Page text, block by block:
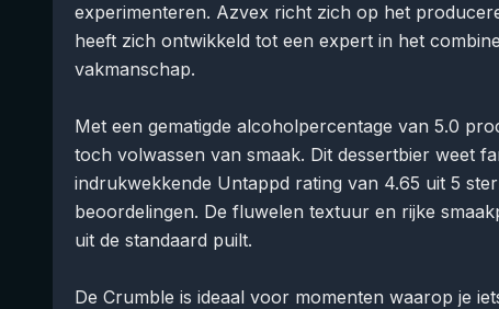
experimenteren. Azvex richt zich op het
heeft zich ontwikkeld tot een expert in het
vakmanschap.
Met een gematigde alcoholpercentage van 5.0
toch volwassen van smaak. Dit dessertbier weet
indrukwekkende Untappd rating van 4.65 uit 5
beoordelingen. De fluwelen textuur en rijke
uit de standaard puilt.
De Crumble is ideaal voor momenten waarop je